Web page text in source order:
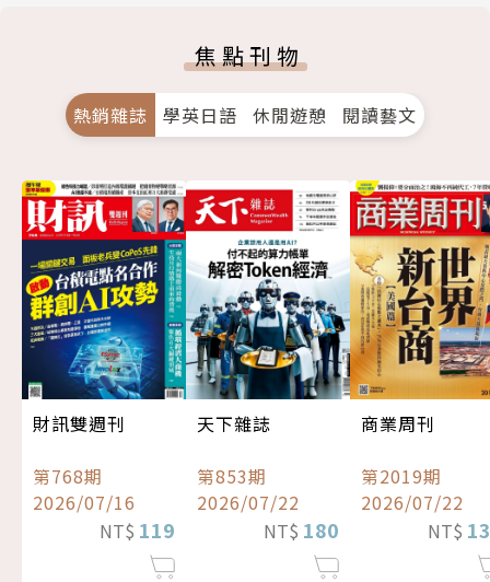
焦點刊物
熱銷雜誌 學英日語 休閒遊憩 閱讀藝文
財訊雙週刊
第768期
2026/07/16
NT$ 119
天下雜誌
第853期
2026/07/22
NT$ 180
商業周刊
第2019期
2026/07/22
NT$